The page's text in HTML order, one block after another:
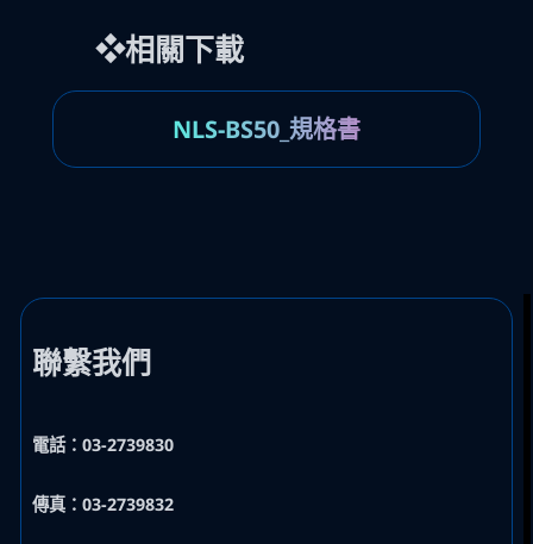
❖相關下載
NLS-BS50_規格書
聯繫我們
電話：03-2739830
傳真：03-2739832